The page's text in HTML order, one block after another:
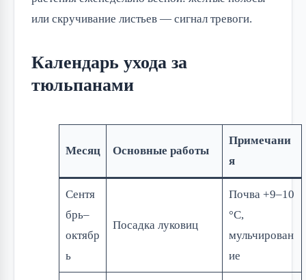
или скручивание листьев — сигнал тревоги.
Календарь ухода за
тюльпанами
Месяц Основные работы
Примечани
я
Сентя
брь–
октябр
ь
Посадка луковиц
Почва +9–10
°C,
мульчирован
ие